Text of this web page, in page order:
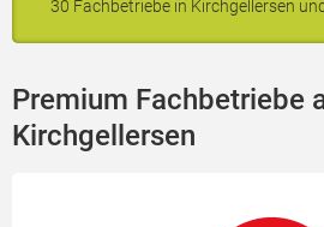
30 Fachbetriebe in Kirchgellersen
Premium Fachbetriebe
Kirchgellersen